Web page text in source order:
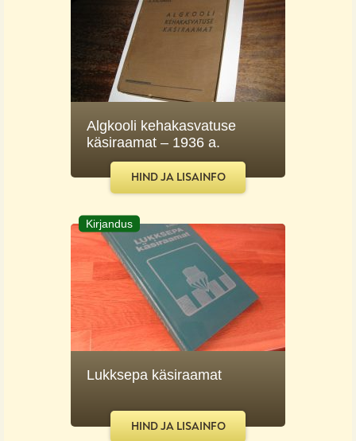
Algkooli kehakasvatuse
käsiraamat – 1936 a.
HIND JA LISAINFO
Kirjandus
Lukksepa käsiraamat
HIND JA LISAINFO